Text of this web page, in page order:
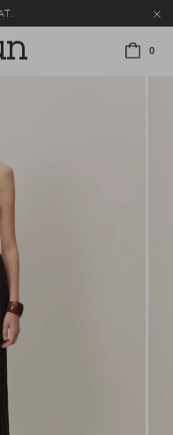
DE DOUANE.
DE DOUANE.
0